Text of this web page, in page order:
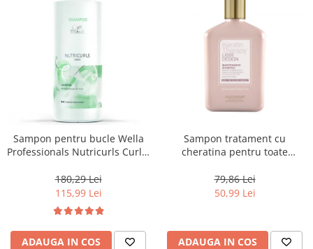
Sampon pentru bucle Wella
Professionals Nutricurls Curls,
180,29 Lei
115,99 Lei
ADAUGA IN COS
Sampon tratament cu
cheratina pentru toate
Design Keratin Therapy, 250
ml
79,86 Lei
50,99 Lei
ADAUGA IN COS